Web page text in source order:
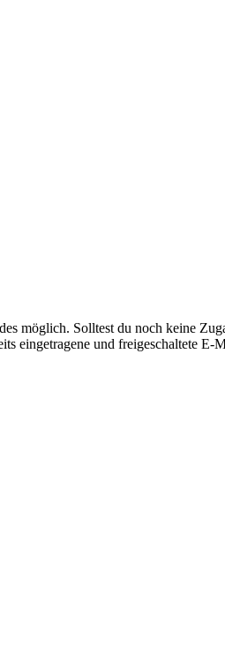
Solltest du noch keine
eingetragene und freigeschaltete